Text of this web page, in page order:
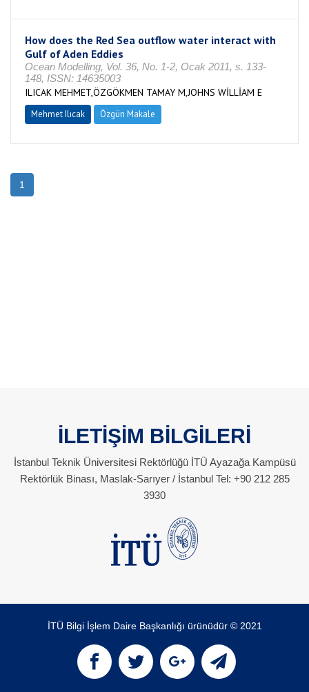
How does the Red Sea outflow water interact with
Gulf of Aden Eddies
Ocean Modelling, Vol. 36, No. 1-2, Ocak 2011, s. 133-
148, ISSN: 14635003
ILICAK MEHMET,ÖZGÖKMEN TAMAY M,JOHNS WİLLİAM E
Mehmet Ilıcak Özgün Makale
1
İLETİŞİM BİLGİLERİ
İstanbul Teknik Üniversitesi Rektörlüğü İTÜ Ayazağa Kampüsü
Rektörlük Binası, Maslak-Sarıyer / İstanbul Tel: +90 212 285
3930
İTÜ Bilgi İşlem Daire Başkanlığı ürünüdür © 2021